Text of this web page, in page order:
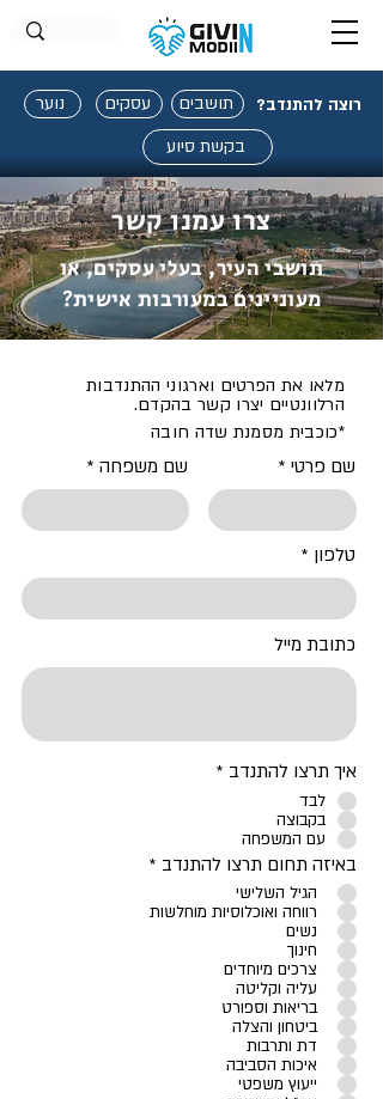
נוער עסקים תושבים רוצה להתנדב?
בקשת סיוע
צרו עמנו קשר
תושבי העיר, בעלי עסקים, או
מעוניינים במעורבות אישית?
מלאו את הפרטים וארגוני ההתנדבות
הרלוונטיים יצרו קשר בהקדם.
*כוכבית מסמנת שדה חובה
שם משפחה שם פרטי
טלפון
כתובת מייל
איך תרצו להתנדב *
ח
לבד
בקבוצה
עם המשפחה
באיזה תחום תרצו להתנדב *
ח
ב
ה
הגיל השלישי
רווחה ואוכלוסיות מוחלשות
נשים
חינוך
צרכים מיוחדים
עליה וקליטה
בריאות וספורט
ביטחון והצלה
דת ותרבות
איכות הסביבה
ייעוץ משפטי